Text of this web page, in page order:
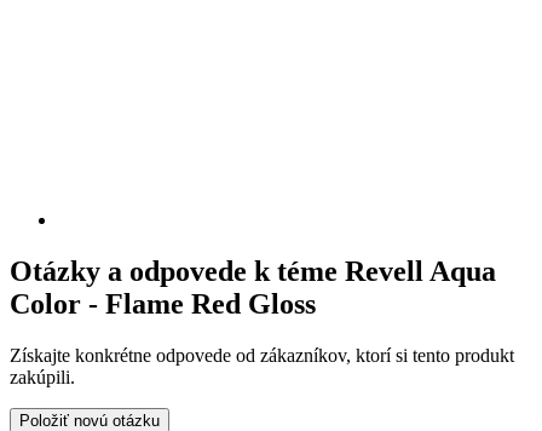
Otázky a odpovede k téme Revell Aqua
Color - Flame Red Gloss
Získajte konkrétne odpovede od zákazníkov, ktorí si tento produkt
zakúpili.
Položiť novú otázku